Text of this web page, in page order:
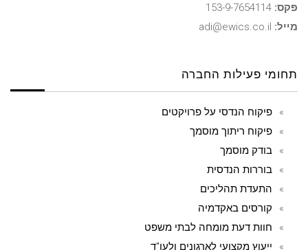
פקס:
מייל:
תחומי פעילות החברה
פיקוח הנדסי על פרויקטים
פיקוח ריתוך מוסמך
בודק מוסמך
בוררות הנדסית
התעדת תהליכים
קורסים באקדמיה
חוות דעת מומחה לבתי משפט
ייעוץ מקצועי לארגונים ולעו"ד